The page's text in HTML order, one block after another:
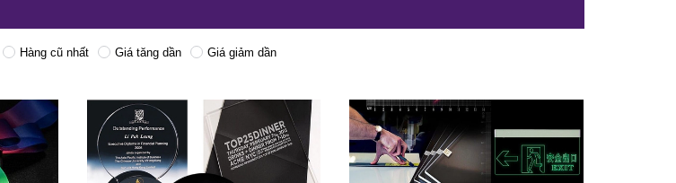
Hàng cũ nhất Giá tăng dần Giá giảm dần